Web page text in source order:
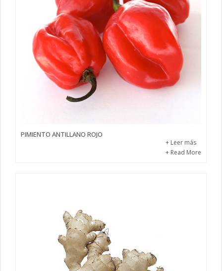
PIMIENTO ANTILLANO ROJO
+ Leer más
+ Read More